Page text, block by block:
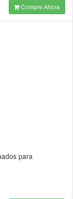
Compre Ahora
para